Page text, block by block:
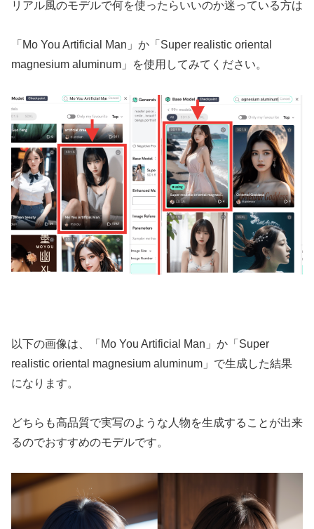
リアル風のモデルで何を使ったらいいのか迷っている方は
「Mo You Artificial Man」か「Super realistic oriental
magnesium aluminum」を使用してみてください。
以下の画像は、「Mo You Artificial Man」か「Super
realistic oriental magnesium aluminum」で生成した結果
になります。
どちらも高品質で実写のような人物を生成することが出来
るのでおすすめのモデルです。